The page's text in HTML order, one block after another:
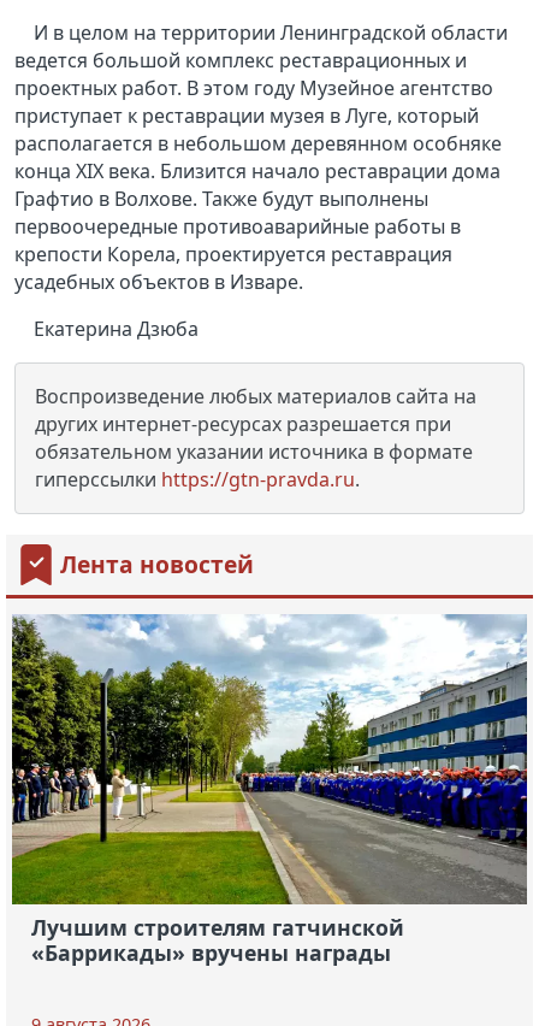
И в целом на территории Ленинградской области
ведется большой комплекс реставрационных и
проектных работ. В этом году Музейное агентство
приступает к реставрации музея в Луге, который
располагается в небольшом деревянном особняке
конца XIX века. Близится начало реставрации дома
Графтио в Волхове. Также будут выполнены
первоочередные противоаварийные работы в
крепости Корела, проектируется реставрация
усадебных объектов в Изваре.
Екатерина Дзюба
Воспроизведение любых материалов сайта на
других интернет-ресурсах разрешается при
обязательном указании источника в формате
гиперссылки https://gtn-pravda.ru.
Лента новостей
Лучшим строителям гатчинской
«Баррикады» вручены награды